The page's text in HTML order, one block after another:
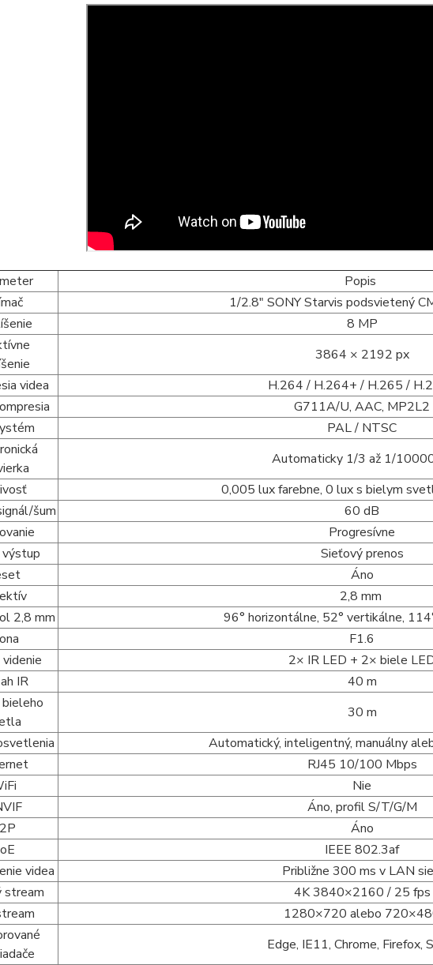
Popis
1/2.8" SONY Starvis podsvietený
8 MP
3864 × 2192 px
videa
H.264 / H.264+ / H.265 /
G711A/U, AAC, MP2L2
PAL / NTSC
Automaticky 1/3 až 1/
0,005 lux farebne, 0 lux s bielym
šum
60 dB
Progresívne
Sieťový prenos
Áno
2,8 mm
2,8 mm
96° horizontálne, 52° vertikálne,
F1.6
2× IR LED + 2× biele
IR
40 m
30 m
Automatický, inteligentný, manuálny
RJ45 10/100 Mbps
Nie
Áno, profil S/T/G/M
Áno
IEEE 802.3af
videa
Približne 300 ms v LAN
stream
4K 3840×2160 / 25 fps
1280×720 alebo
Edge, IE11, Chrome, Firefox,